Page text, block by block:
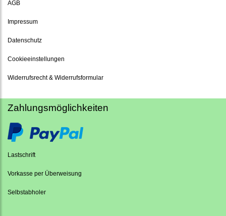
AGB
Impressum
Datenschutz
Cookieeinstellungen
Widerrufsrecht & Widerrufsformular
Zahlungsmöglichkeiten
Lastschrift
Vorkasse per Überweisung
Selbstabholer